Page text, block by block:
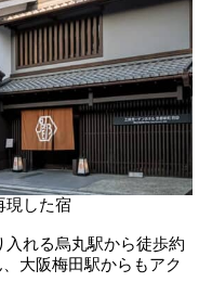
現した宿
れる烏丸駅から徒歩約
大阪梅田駅からもアク